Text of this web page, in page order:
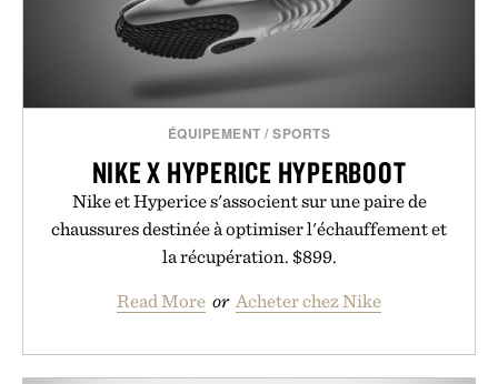
ÉQUIPEMENT /SPORTS
NIKE X HYPERICE HYPERBOOT
Nike et Hyperice s'associent sur une paire de
chaussures destinée à optimiser l'échauffement et
la récupération. $899.
Read More or Acheter chez Nike